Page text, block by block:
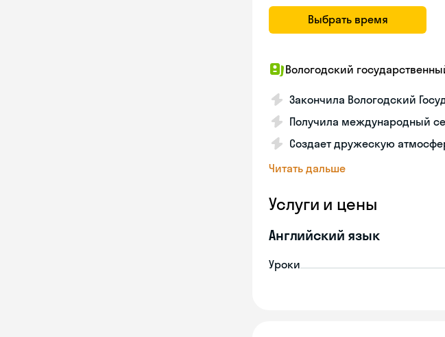
Выбрать время
Вологодский
Закончила Вологодский
Получила международный
Создает дружескую
Читать дальше
Услуги и цены
Английский язык
Уроки